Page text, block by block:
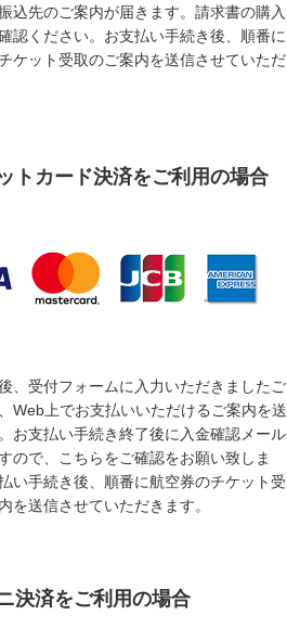
込先のご案内が届きます。請求書の購入
認ください。お支払い手続き後、順番に
ケット受取のご案内を送信させていただ
トカード決済をご利用の場合
、受付フォームに入力いただきましたご
Web上でお支払いいただけるご案内を送
お支払い手続き終了後に入金確認メール
ので、こちらをご確認をお願い致しま
い手続き後、順番に航空券のチケット受
を送信させていただきます。
決済をご利用の場合